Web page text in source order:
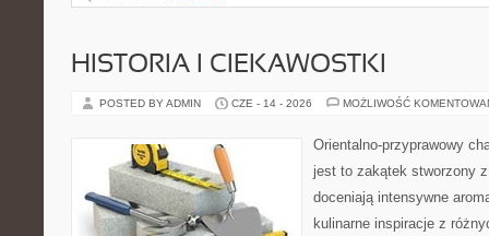
HISTORIA I CIEKAWOSTKI
POSTED BY ADMIN CZE - 14 - 2026 MOŻLIWOŚĆ
Orientalno-przyprawowy
jest to zakątek stworzony
doceniają intensywne
kulinarne inspiracje z